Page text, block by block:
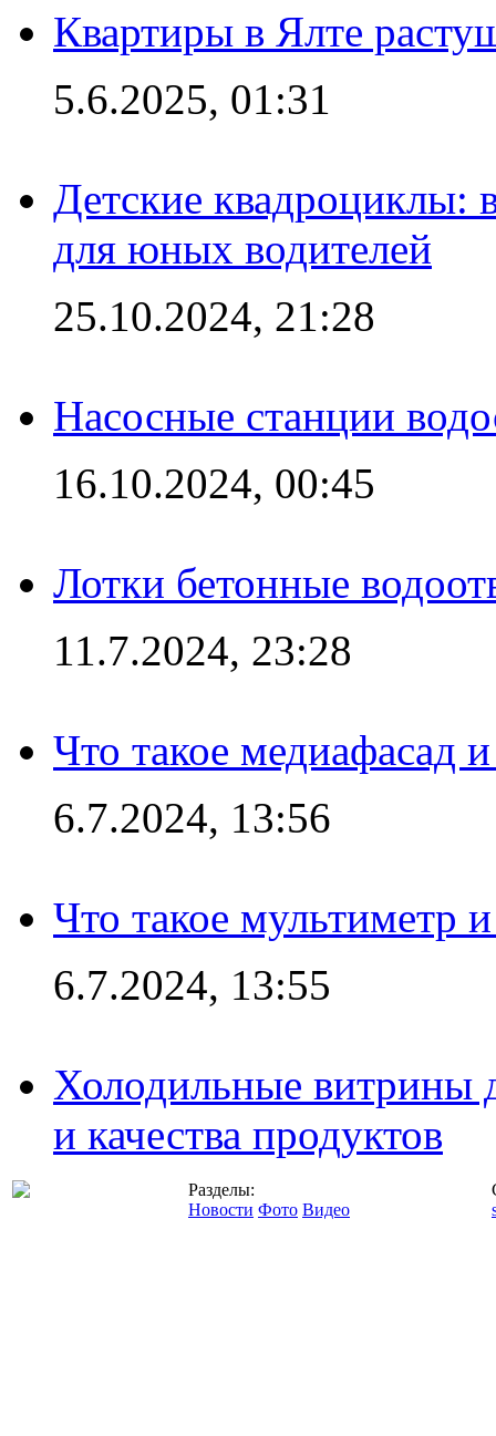
Квартиры в Ялте
5.6.2025, 01:31
Детские квадроциклы:
для юных водителей
25.10.2024, 21:28
Насосные станции
16.10.2024, 00:45
Лотки бетонные
11.7.2024, 23:28
Что такое медиафасад
6.7.2024, 13:56
Что такое мультиметр
6.7.2024, 13:55
Холодильные витрины
и качества продуктов
Разделы:
Новости Фото Видео